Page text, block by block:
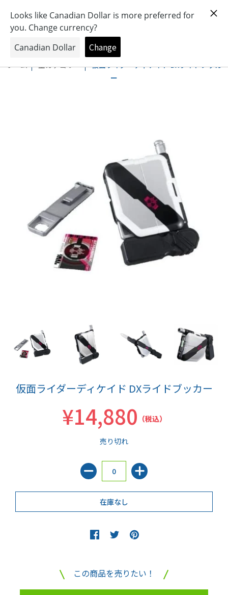
ホーム 全カテゴリー
仮面ライダーディケイド DXライドブッカ
ー
仮面ライダーディケイド DXライドブッカー
¥14,880 （税込）
売り切れ
この商品を売りたい！